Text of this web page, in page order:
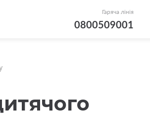
Гаряча лінія
0800509001